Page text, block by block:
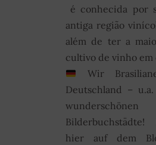
é conhecida por
antiga região
além de ter a
cultivo de vinho em
Wir
Deutschland –
wunderschönen
hier auf dem